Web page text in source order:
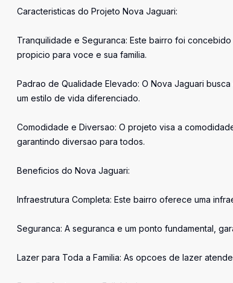
Caracteristicas do Projeto Nova Jaguari:
Tranquilidade e Seguranca: Este bairro foi
propicio para voce e sua familia.
Padrao de Qualidade Elevado: O Nova Jaguari
um estilo de vida diferenciado.
Comodidade e Diversao: O projeto visa a
garantindo diversao para todos.
Beneficios do Nova Jaguari:
Infraestrutura Completa: Este bairro oferece uma
Seguranca: A seguranca e um ponto fundamental,
Lazer para Toda a Familia: As opcoes de lazer